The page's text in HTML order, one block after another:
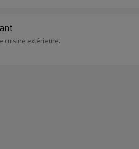
cuisine extérieure.